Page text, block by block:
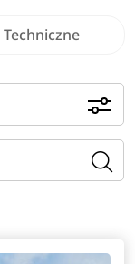
Techniczne